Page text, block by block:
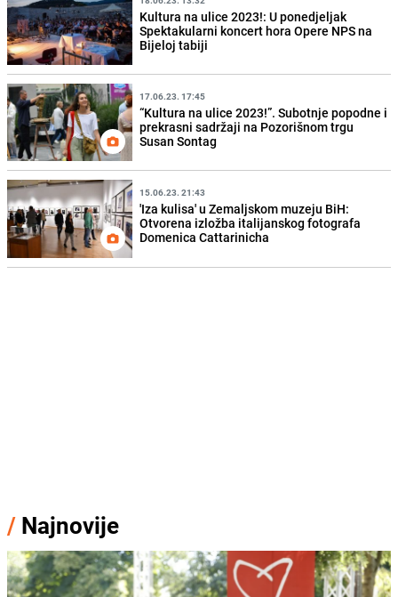
Kultura na ulice 2023!: U ponedjeljak
Spektakularni koncert hora Opere NPS na
Bijeloj tabiji
17.06.23. 17:45
“Kultura na ulice 2023!”. Subotnje popodne i
prekrasni sadržaji na Pozorišnom trgu
Susan Sontag
15.06.23. 21:43
'Iza kulisa' u Zemaljskom muzeju BiH:
Otvorena izložba italijanskog fotografa
Domenica Cattarinicha
/ Najnovije